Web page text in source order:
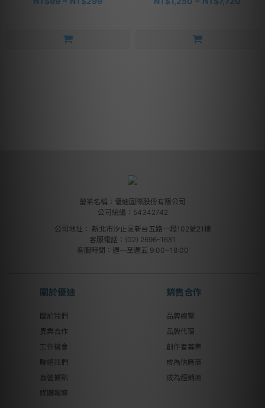
營業名稱：優迪國際股份有限公司
公司統編：54342742
公司地址： 新北市汐止區新台五路一段102號21樓
客服電話：(02) 2696-1681
客服時間：週一至週五 9:00~18:00
關於優迪
關於我們
異業合作
工作機會
聯絡我們
直營據點
媒體報導
銷售合作
品牌總覽
品牌代理
創作者募集
成為供應商
成為經銷商